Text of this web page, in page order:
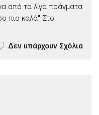
από τα λίγα πράγματα
πιο καλά". Στο...
Δεν υπάρχουν Σχόλια